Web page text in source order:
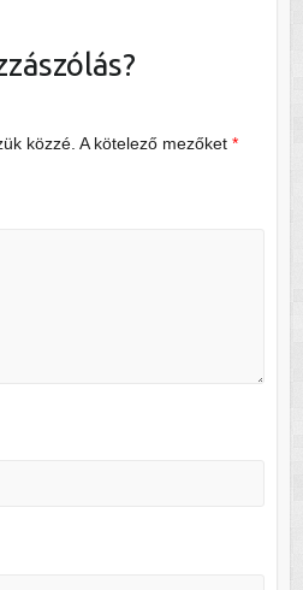
közzé. A kötelező mezőket *